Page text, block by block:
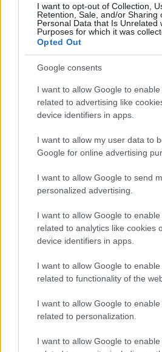
I want to opt-out of Collection,
Retention, Sale, and/or Sharing
Personal Data that Is Unrelated
Purposes for which it was
Opted Out
Google consents
I want to allow Google to
related to advertising like
device identifiers in apps.
I want to allow my user data to
Google for online advertising
I want to allow Google to send
personalized advertising.
I want to allow Google to
related to analytics like cookies
device identifiers in apps.
I want to allow Google to
related to functionality of the
I want to allow Google to
related to personalization.
I want to allow Google to
SZEMBE MERSZ NÉZNI
VÁLHATTÁL
TITKOK: ITT A SHELBY
NYOMÁBAN MAGYAR
10 LEGKEDVELTEBB MOZIJA
A bejegyzés trackback címe:
Kommentek: